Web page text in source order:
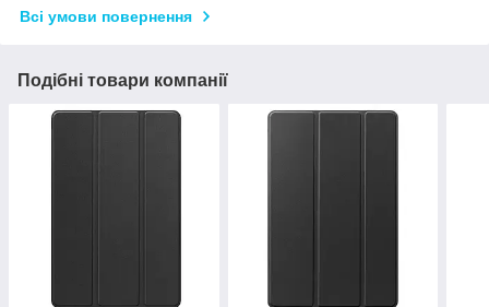
Всі умови повернення
Подібні товари компанії